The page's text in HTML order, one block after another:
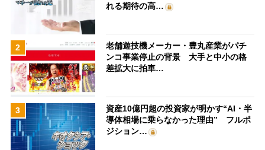
れる期待の高…
2
老舗遊技機メーカー・豊丸産業がパチ
ンコ事業停止の背景 大手と中小の格
差拡大に拍車…
3
資産10億円超の投資家が明かす“AI・半
導体相場に乗らなかった理由” フルポ
ジション…